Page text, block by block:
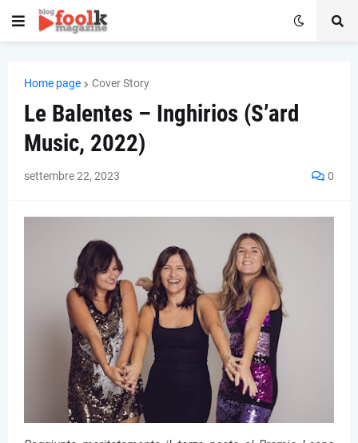
Home page Cover Story
Le Balentes – Inghirios (S’ard
Music, 2022)
settembre 22, 2023 0